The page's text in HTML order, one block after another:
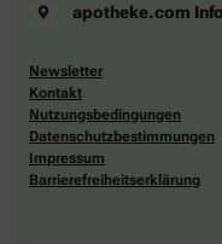
apotheke.com
Newsletter
Kontakt
Nutzungsbedingungen
Datenschutzbestimmungen
Impressum
Barrierefreiheitserklärung